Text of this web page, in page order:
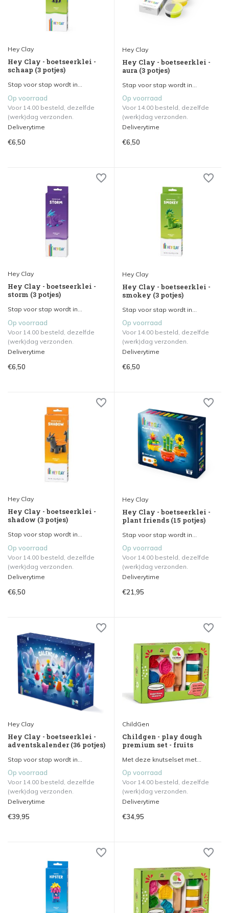
Hey Clay
Hey Clay - boetseerklei -
schaap (3 potjes)
Stap voor stap wordt in...
Op voorraad
Voor 14.00 besteld, dezelfde
(werk)dag verzonden.
Deliverytime
€6,50
Hey Clay
Hey Clay - boetseerklei -
aura (3 potjes)
Stap voor stap wordt in...
Op voorraad
Voor 14.00 besteld, dezelfde
(werk)dag verzonden.
Deliverytime
€6,50
Hey Clay
Hey Clay - boetseerklei -
storm (3 potjes)
Stap voor stap wordt in...
Op voorraad
Voor 14.00 besteld, dezelfde
(werk)dag verzonden.
Deliverytime
€6,50
Hey Clay
Hey Clay - boetseerklei -
smokey (3 potjes)
Stap voor stap wordt in...
Op voorraad
Voor 14.00 besteld, dezelfde
(werk)dag verzonden.
Deliverytime
€6,50
Hey Clay
Hey Clay - boetseerklei -
shadow (3 potjes)
Stap voor stap wordt in...
Op voorraad
Voor 14.00 besteld, dezelfde
(werk)dag verzonden.
Deliverytime
€6,50
Hey Clay
Hey Clay - boetseerklei -
plant friends (15 potjes)
Stap voor stap wordt in...
Op voorraad
Voor 14.00 besteld, dezelfde
(werk)dag verzonden.
Deliverytime
€21,95
Hey Clay
Hey Clay - boetseerklei -
adventskalender (36 potjes)
Stap voor stap wordt in...
Op voorraad
Voor 14.00 besteld, dezelfde
(werk)dag verzonden.
Deliverytime
€39,95
ChildGen
Childgen - play dough
premium set - fruits
Met deze knutselset met...
Op voorraad
Voor 14.00 besteld, dezelfde
(werk)dag verzonden.
Deliverytime
€34,95